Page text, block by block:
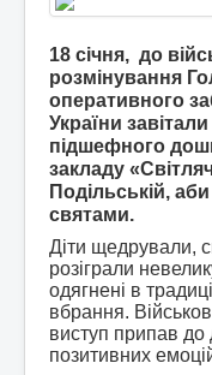
18 січня, до
розмінування
оперативного
України
підшефного
закладу
Подільській,
святами.
Діти щедрували,
розіграли
одягнені в
вбрання.
виступ припав до
позитивних